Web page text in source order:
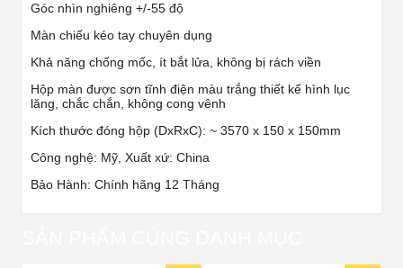
Góc nhìn nghiêng +/-55 độ
Màn chiếu kéo tay chuyên dụng
Khả năng chống mốc, ít bắt lửa, không bị rách viền
Hộp màn được sơn tĩnh điện màu trắng thiết kế hình lục
lăng, chắc chắn, không cong vênh
Kích thước đóng hộp (DxRxC): ~ 3570 x 150 x 150mm
Công nghệ: Mỹ, Xuất xứ: China
Bảo Hành: Chính hãng 12 Tháng